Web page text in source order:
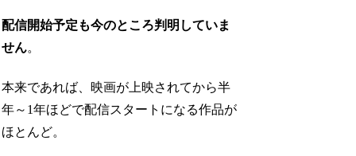
配信開始予定も今のところ判明していま
せん。
本来であれば、映画が上映されてから半
年～1年ほどで配信スタートになる作品が
ほとんど。